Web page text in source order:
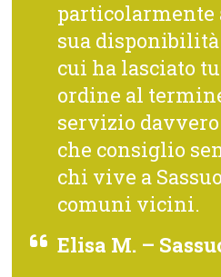
particolarmente
sua disponibilità
cui ha lasciato
ordine al
servizio
che consiglio
chi vive a
comuni vicini.
Elisa M. –